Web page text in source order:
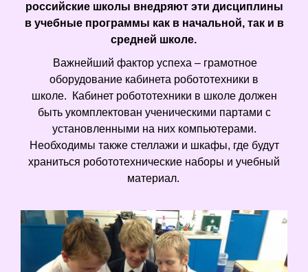
российские школы внедряют эти дисциплины
в учебные программы как в начальной, так и в
средней школе.
Важнейший фактор успеха – грамотное
оборудование кабинета робототехники в
школе.
Кабинет робототехники в школе должен
быть укомплектован ученическими партами с
установленными на них компьютерами.
Необходимы также стеллажи и шкафы, где будут
храниться робототехнические наборы и учебный
материал.